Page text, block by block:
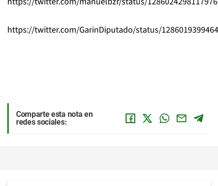
https://twitter.com/GarinDiputado/status/
Comparte esta nota en
redes sociales: